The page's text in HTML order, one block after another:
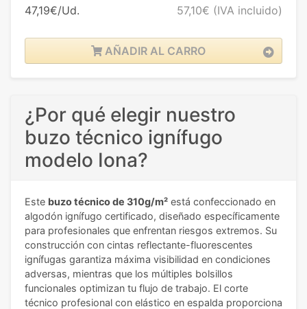
47,19€/Ud. 57,10€ (IVA incluido)
AÑADIR AL CARRO
¿Por qué elegir nuestro
buzo técnico ignífugo
modelo Iona?
Este buzo técnico de 310g/m² está confeccionado en
algodón ignífugo certificado, diseñado específicamente
para profesionales que enfrentan riesgos extremos. Su
construcción con cintas reflectante-fluorescentes
ignífugas garantiza máxima visibilidad en condiciones
adversas, mientras que los múltiples bolsillos
funcionales optimizan tu flujo de trabajo. El corte
técnico profesional con elástico en espalda proporciona